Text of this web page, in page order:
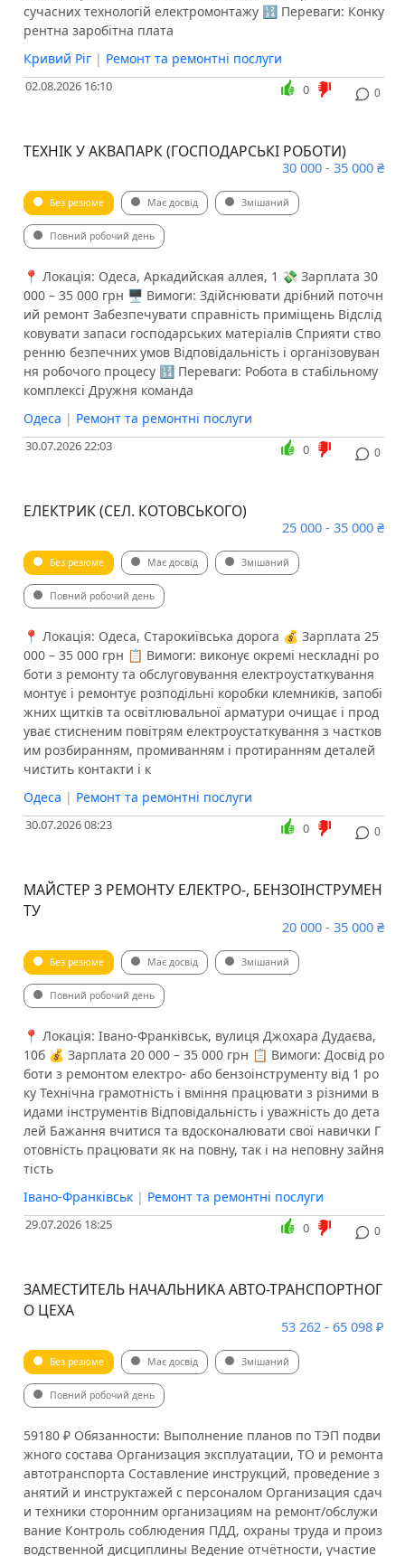
сучасних технологій електромонтажу 🔢 Переваги: Конку
рентна заробітна плата
Кривий Ріг | Ремонт та ремонтні послуги
02.08.2026 16:10 0
0
ТЕХНІК У АКВАПАРК (ГОСПОДАРСЬКІ РОБОТИ)
30 000 - 35 000 ₴
Без резюме Має досвід Змішаний
Повний робочий день
📍 Локація: Одеса, Аркадийская аллея, 1 💸 Зарплата 30
000 – 35 000 грн 🖥 Вимоги: Здійснювати дрібний поточн
ий ремонт Забезпечувати справність приміщень Відслід
ковувати запаси господарських матеріалів Сприяти ство
ренню безпечних умов Відповідальність і організовуван
ня робочого процесу 🔢 Переваги: Робота в стабільному
комплексі Дружня команда
Одеса | Ремонт та ремонтні послуги
30.07.2026 22:03 0
0
ЕЛЕКТРИК (СЕЛ. КОТОВСЬКОГО)
25 000 - 35 000 ₴
Без резюме Має досвід Змішаний
Повний робочий день
📍 Локація: Одеса, Старокиївська дорога 💰 Зарплата 25
000 – 35 000 грн 📋 Вимоги: виконує окремі нескладні ро
боти з ремонту та обслуговування електроустаткування
монтує і ремонтує розподільні коробки клемників, запобі
жних щитків та освітлювальної арматури очищає і прод
уває стисненим повітрям електроустаткування з частков
им розбиранням, промиванням і протиранням деталей
чистить контакти і к
Одеса | Ремонт та ремонтні послуги
30.07.2026 08:23 0
0
МАЙСТЕР З РЕМОНТУ ЕЛЕКТРО-, БЕНЗОІНСТРУМЕН
ТУ
20 000 - 35 000 ₴
Без резюме Має досвід Змішаний
Повний робочий день
📍 Локація: Івано-Франківськ, вулиця Джохара Дудаєва,
10б 💰 Зарплата 20 000 – 35 000 грн 📋 Вимоги: Досвід ро
боти з ремонтом електро- або бензоінструменту від 1 ро
ку Технічна грамотність і вміння працювати з різними в
идами інструментів Відповідальність і уважність до дета
лей Бажання вчитися та вдосконалювати свої навички Г
отовність працювати як на повну, так і на неповну зайня
тість
Івано-Франківськ | Ремонт та ремонтні послуги
29.07.2026 18:25 0
0
ЗАМЕСТИТЕЛЬ НАЧАЛЬНИКА АВТО-ТРАНСПОРТНОГ
О ЦЕХА
53 262 - 65 098 ₽
Без резюме Має досвід Змішаний
Повний робочий день
59180 ₽ Обязанности: Выполнение планов по ТЭП подви
жного состава Организация эксплуатации, ТО и ремонта
автотранспорта Составление инструкций, проведение з
анятий и инструктажей с персоналом Организация сдач
и техники сторонним организациям на ремонт/обслужи
вание Контроль соблюдения ПДД, охраны труда и произ
водственной дисциплины Ведение отчётности, участие